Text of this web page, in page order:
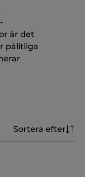
är det
pålitliga
Sortera efter